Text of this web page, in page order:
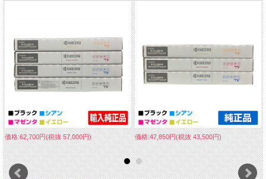
価格:62,700円(税抜 57,000円) 価格:47,850円(税抜 43,500円)